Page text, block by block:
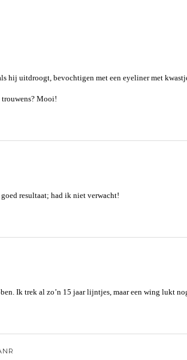
hij uitdroogt, bevochtigen met een eyeliner met
Mooi!
resultaat; had ik niet verwacht!
Ik trek al zo’n 15 jaar lijntjes, maar een wing lukt